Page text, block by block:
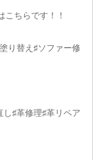
こちらです！！
り替え♯ソファー修
♯革修理♯革リペア